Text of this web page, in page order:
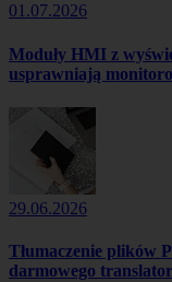
01.07.2026
Moduły HMI z
usprawniają
29.06.2026
Tłumaczenie plików
darmowego